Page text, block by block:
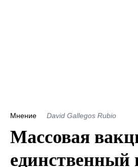
Мнение David Gallegos Rubio
Массовая
единственный